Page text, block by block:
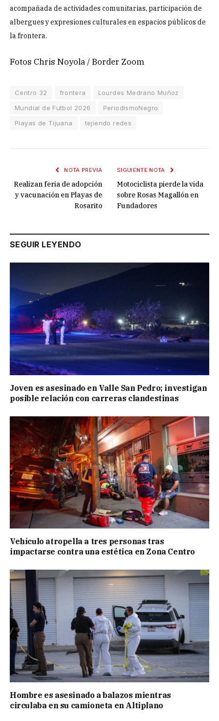
acompañada de actividades comunitarias, participación de
albergues y expresiones culturales en espacios públicos de
la frontera.
Fotos Chris Noyola / Border Zoom
Centro 32 frontera
Lourdes Medrano Muñoz
Mundial de Futbol 2026
PeriodismoNegro
Playas de Tijuana
tejiendo redes
NOTA PREVIA
Realizan feria de adopción
y vacunación en Playas de
Rosarito
SIGUIENTE NOTA
Motociclista pierde la vida
sobre Rosas Magallón en
Fundadores
SEGUIR LEYENDO
Joven es asesinado en Valle San Pedro; investigan
posible relación con carreras clandestinas
Vehículo atropella a tres personas tras
impactarse contra una estética en Zona Centro
Hombre es asesinado a balazos mientras
circulaba en su camioneta en Altiplano